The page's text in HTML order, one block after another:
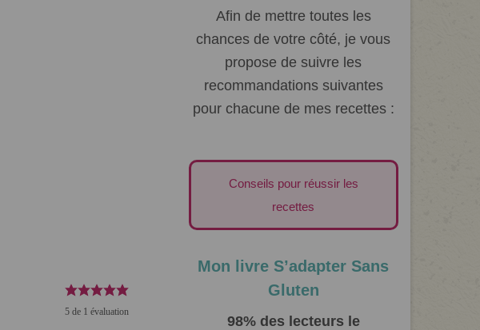
5de 1 évaluation
Afin de mettre toutes les
chances de votre côté, je vous
propose de suivre les
recommandations suivantes
pour chacune de mes recettes :
Conseils pour réussir les
recettes
Mon livre S’adapter Sans
Gluten
98% des lecteurs le